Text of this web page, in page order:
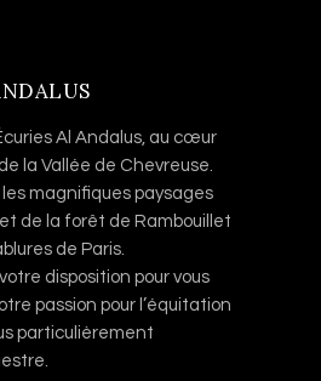
Al Andalus, au cœur
la Vallée de Chevreuse.
magnifiques paysages
de la forêt de Rambouillet
de Paris.
disposition pour vous
passion pour l’équitation
particulièrement